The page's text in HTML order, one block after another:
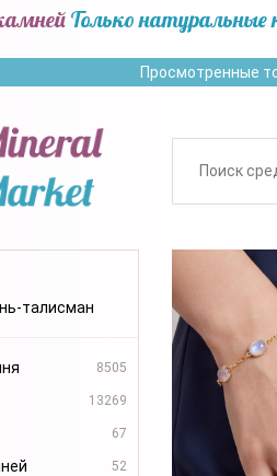
Только
Просмотренные
талисман
8505
13269
67
52